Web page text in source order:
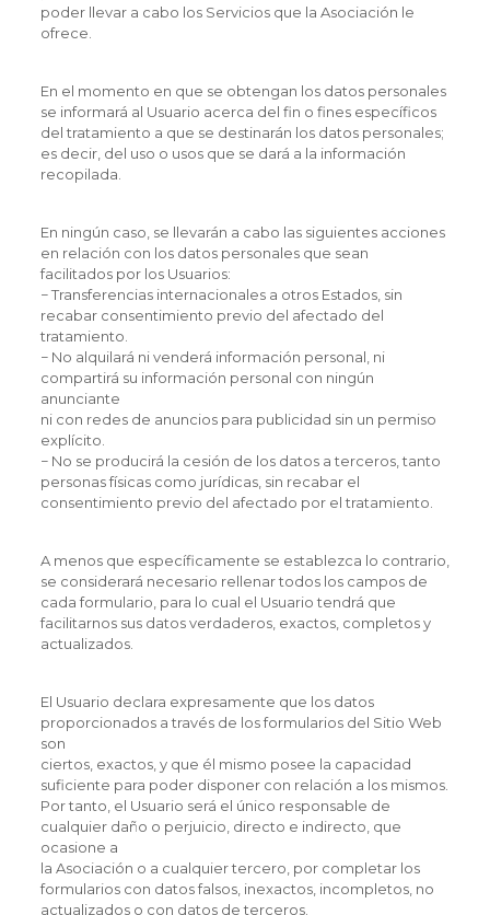
poder llevar a cabo los Servicios que la Asociación le
ofrece.
En el momento en que se obtengan los datos personales
se informará al Usuario acerca del fin o fines específicos
del tratamiento a que se destinarán los datos personales;
es decir, del uso o usos que se dará a la información
recopilada.
En ningún caso, se llevarán a cabo las siguientes acciones
en relación con los datos personales que sean
facilitados por los Usuarios:
− Transferencias internacionales a otros Estados, sin
recabar consentimiento previo del afectado del
tratamiento.
− No alquilará ni venderá información personal, ni
compartirá su información personal con ningún
anunciante
ni con redes de anuncios para publicidad sin un permiso
explícito.
− No se producirá la cesión de los datos a terceros, tanto
personas físicas como jurídicas, sin recabar el
consentimiento previo del afectado por el tratamiento.
A menos que específicamente se establezca lo contrario,
se considerará necesario rellenar todos los campos de
cada formulario, para lo cual el Usuario tendrá que
facilitarnos sus datos verdaderos, exactos, completos y
actualizados.
El Usuario declara expresamente que los datos
proporcionados a través de los formularios del Sitio Web
son
ciertos, exactos, y que él mismo posee la capacidad
suficiente para poder disponer con relación a los mismos.
Por tanto, el Usuario será el único responsable de
cualquier daño o perjuicio, directo e indirecto, que
ocasione a
la Asociación o a cualquier tercero, por completar los
formularios con datos falsos, inexactos, incompletos, no
actualizados o con datos de terceros.